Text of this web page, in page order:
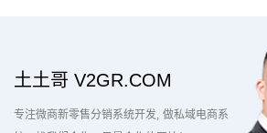
土土哥 V2GR.COM
专注微商新零售分销系统开发 做私域电商系